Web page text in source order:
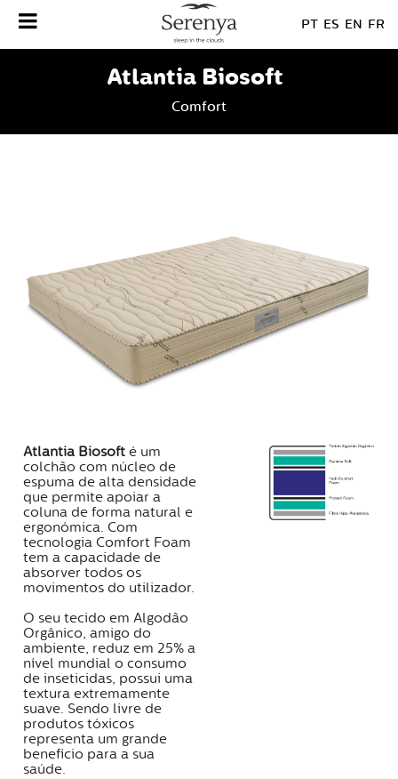
PT ES EN FR
Atlantia Biosoft
Comfort
Atlantia Biosoft é um
colchão com núcleo de
espuma de alta densidade
que permite apoiar a
coluna de forma natural e
ergonómica. Com
tecnologia Comfort Foam
tem a capacidade de
absorver todos os
movimentos do utilizador.
O seu tecido em Algodão
Orgânico, amigo do
ambiente, reduz em 25% a
nível mundial o consumo
de inseticidas, possui uma
textura extremamente
suave. Sendo livre de
produtos tóxicos
representa um grande
benefício para a sua
saúde.